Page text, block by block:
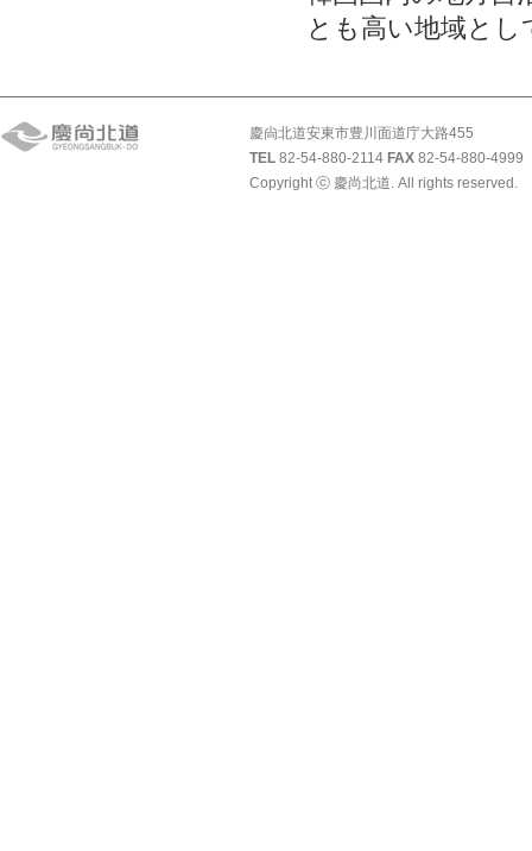
とも高い地域と
慶尙北道安東市豊川面道庁大路455
TEL 82-54-880-2114 FAX 82-54-880-4999
Copyright ⓒ 慶尚北道. All rights reserved.